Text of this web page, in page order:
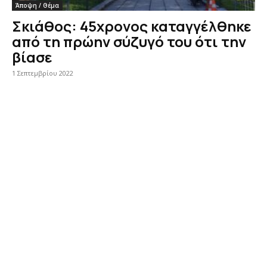
Άποψη / Θέμα
Σκιάθος: 45χρονος καταγγέλθηκε
από τη πρώην σύζυγό του ότι την
βίασε
1 Σεπτεμβρίου 2022